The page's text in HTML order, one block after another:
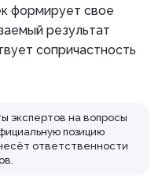
формирует свое
результат
сопричастность
экспертов на вопросы
позицию
ответственности